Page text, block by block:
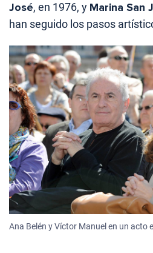
José, en 1976, y Marina San
han seguido los pasos
Ana Belén y Víctor Manuel en un acto